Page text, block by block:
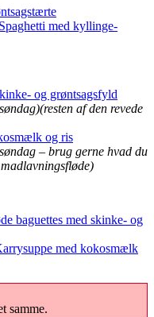
Spaghetti med kyllinge-
og grøntsagsfyld
(resten af den revede
og ris
– brug gerne hvad du
baguettes med skinke- og
med kokosmælk
samme.